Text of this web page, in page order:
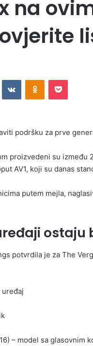
na
podršku za prve
proizvedeni su između
AV1, koji su danas
putem mejla,
ostaju
potvrdila je za The
uređaj
– model sa glasovnim